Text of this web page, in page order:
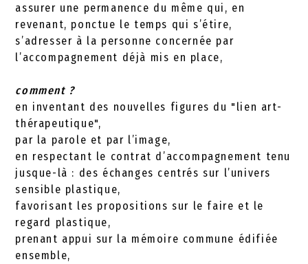
assurer une permanence du même qui, en
revenant, ponctue le temps qui s’étire,
s’adresser à la personne concernée par
l’accompagnement déjà mis en place,
comment ?
en inventant des nouvelles figures du "lien art-
thérapeutique",
par la parole et par l’image,
en respectant le contrat d’accompagnement tenu
jusque-là : des échanges centrés sur l’univers
sensible plastique,
favorisant les propositions sur le faire et le
regard plastique,
prenant appui sur la mémoire commune édifiée
ensemble,